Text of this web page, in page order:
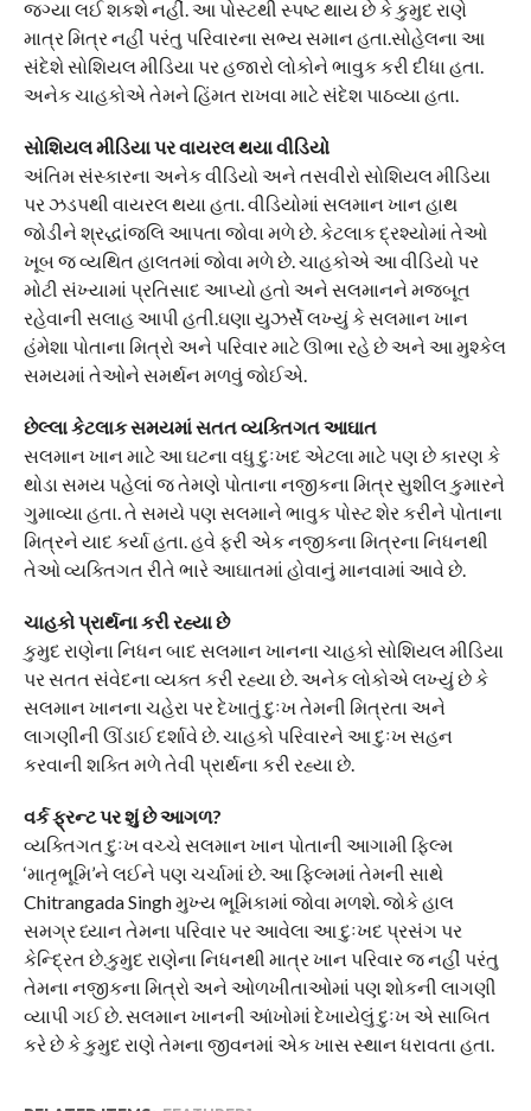
જગ્યા લઈ શકશે નહીં. આ પોસ્ટથી સ્પષ્ટ થાય છે કે કુમુદ રાણે
માત્ર મિત્ર નહીં પરંતુ પરિવારના સભ્ય સમાન હતા.સોહેલના આ
સંદેશે સોશિયલ મીડિયા પર હજારો લોકોને ભાવુક કરી દીધા હતા.
અનેક ચાહકોએ તેમને હિંમત રાખવા માટે સંદેશ પાઠવ્યા હતા.
સોશિયલ મીડિયા પર વાયરલ થયા વીડિયો
અંતિમ સંસ્કારના અનેક વીડિયો અને તસવીરો સોશિયલ મીડિયા
પર ઝડપથી વાયરલ થયા હતા. વીડિયોમાં સલમાન ખાન હાથ
જોડીને શ્રદ્ધાંજલિ આપતા જોવા મળે છે. કેટલાક દ્રશ્યોમાં તેઓ
ખૂબ જ વ્યથિત હાલતમાં જોવા મળે છે. ચાહકોએ આ વીડિયો પર
મોટી સંખ્યામાં પ્રતિસાદ આપ્યો હતો અને સલમાનને મજબૂત
રહેવાની સલાહ આપી હતી.ઘણા યુઝર્સે લખ્યું કે સલમાન ખાન
હંમેશા પોતાના મિત્રો અને પરિવાર માટે ઊભા રહે છે અને આ મુશ્કેલ
સમયમાં તેઓને સમર્થન મળવું જોઈએ.
છેલ્લા કેટલાક સમયમાં સતત વ્યક્તિગત આઘાત
સલમાન ખાન માટે આ ઘટના વધુ દુઃખદ એટલા માટે પણ છે કારણ કે
થોડા સમય પહેલાં જ તેમણે પોતાના નજીકના મિત્ર સુશીલ કુમારને
ગુમાવ્યા હતા. તે સમયે પણ સલમાને ભાવુક પોસ્ટ શેર કરીને પોતાના
મિત્રને યાદ કર્યા હતા. હવે ફરી એક નજીકના મિત્રના નિધનથી
તેઓ વ્યક્તિગત રીતે ભારે આઘાતમાં હોવાનું માનવામાં આવે છે.
ચાહકો પ્રાર્થના કરી રહ્યા છે
કુમુદ રાણેના નિધન બાદ સલમાન ખાનના ચાહકો સોશિયલ મીડિયા
પર સતત સંવેદના વ્યક્ત કરી રહ્યા છે. અનેક લોકોએ લખ્યું છે કે
સલમાન ખાનના ચહેરા પર દેખાતું દુઃખ તેમની મિત્રતા અને
લાગણીની ઊંડાઈ દર્શાવે છે. ચાહકો પરિવારને આ દુઃખ સહન
કરવાની શક્તિ મળે તેવી પ્રાર્થના કરી રહ્યા છે.
વર્ક ફ્રન્ટ પર શું છે આગળ?
વ્યક્તિગત દુઃખ વચ્ચે સલમાન ખાન પોતાની આગામી ફિલ્મ
‘માતૃભૂમિ’ને લઈને પણ ચર્ચામાં છે. આ ફિલ્મમાં તેમની સાથે
Chitrangada Singh મુખ્ય ભૂમિકામાં જોવા મળશે. જોકે હાલ
સમગ્ર ધ્યાન તેમના પરિવાર પર આવેલા આ દુઃખદ પ્રસંગ પર
કેન્દ્રિત છે.કુમુદ રાણેના નિધનથી માત્ર ખાન પરિવાર જ નહીં પરંતુ
તેમના નજીકના મિત્રો અને ઓળખીતાઓમાં પણ શોકની લાગણી
વ્યાપી ગઈ છે. સલમાન ખાનની આંખોમાં દેખાયેલું દુઃખ એ સાબિત
કરે છે કે કુમુદ રાણે તેમના જીવનમાં એક ખાસ સ્થાન ધરાવતા હતા.